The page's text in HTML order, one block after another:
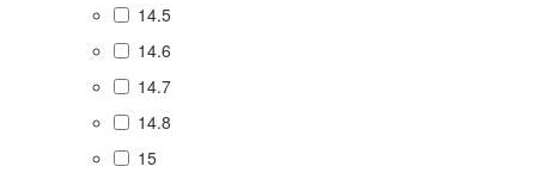
14.5
14.6
14.7
14.8
15